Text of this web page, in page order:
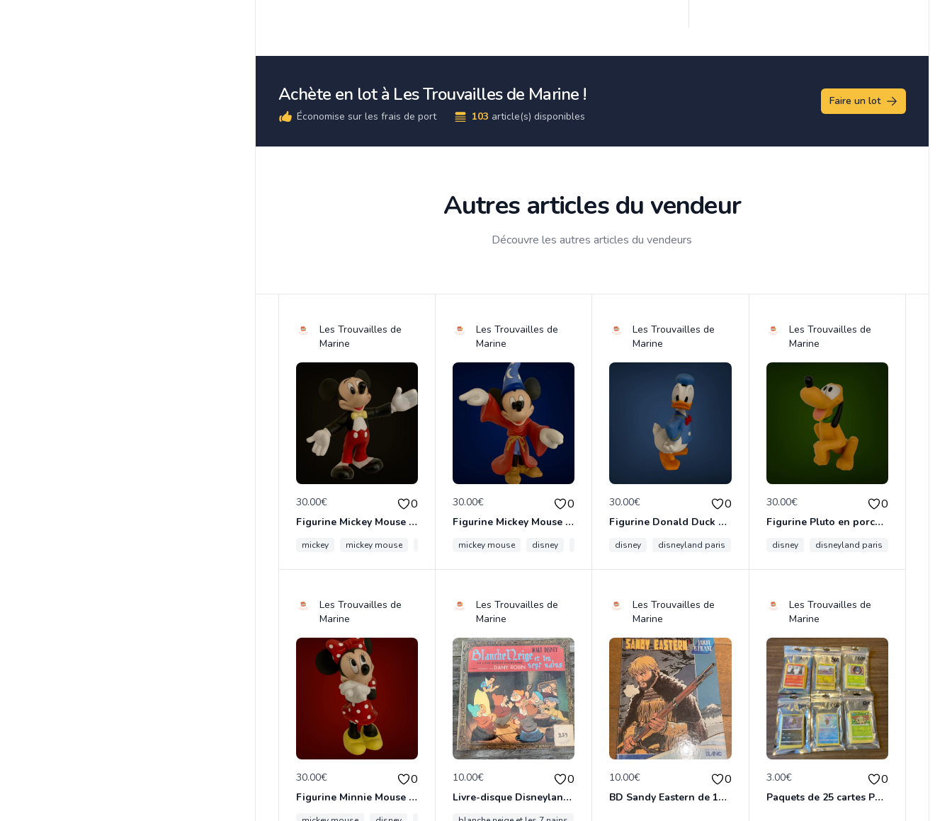
Achète en lot à Les Trouvailles de Marine !
Économise sur les frais de port 103 article(s) disponibles
Faire un lot
Autres articles du vendeur
Découvre les autres articles du vendeurs
Les Trouvailles de
Marine
30.00€ 0
Figurine Mickey Mouse en porcelaine de 14 cm de haut marque Disney comme neuve
mickey mickey mouse disneyland paris figurine
Les Trouvailles de
Marine
30.00€ 0
Figurine Mickey Mouse Fantasia en porcelaine de 16 cm de haut marque Disney comme neuve
mickey mouse disney disneyland paris figurine fantasia
Les Trouvailles de
Marine
30.00€ 0
Figurine Donald Duck en porcelaine de 14 cm de haut marque Disney comme neuve
disney disneyland paris donald donald duck
Les Trouvailles de
Marine
30.00€ 0
Figurine Pluto en porcelaine de 11 cm de haut marque Disney comme neuve
disney disneyland paris
Les Trouvailles de
Marine
30.00€ 0
Figurine Minnie Mouse en porcelaine de 14 cm de haut marque Disney comme neuve
Les Trouvailles de
Marine
10.00€ 0
Livre-disque Disneyland : Blanche-Neige et les 7 nains 33 tours 1/3 avec 24 pages en couleurs en bon état
Les Trouvailles de
Marine
10.00€ 0
BD Sandy Eastern de 1991 en tres bon etat
Les Trouvailles de
Marine
3.00€ 0
Paquets de 25 cartes Pokemon etat comme neuf